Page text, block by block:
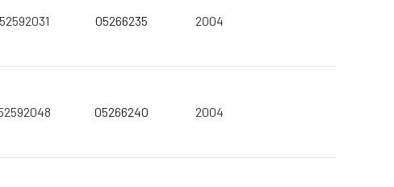
05266235 2004
05266240 2004